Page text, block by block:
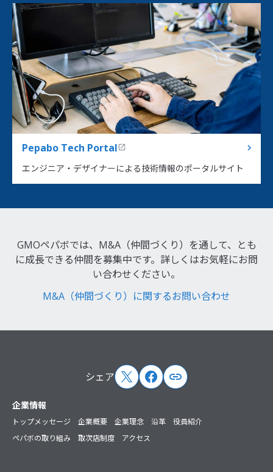
Pepabo Tech Portal
エンジニア・デザイナーによる技術情報のポータルサイト
GMOペパボでは、M&A（仲間づくり）を通して、とも
に成長できる仲間を募集中です。詳しくはお気軽にお問
い合わせください。
M&A（仲間づくり）に関するお問い合わせ
シェア
サイトマップ
企業情報
トップメッセージ 企業概要 企業理念 沿革
役員紹介
ペパボの取り組み
取次店制度 アクセス